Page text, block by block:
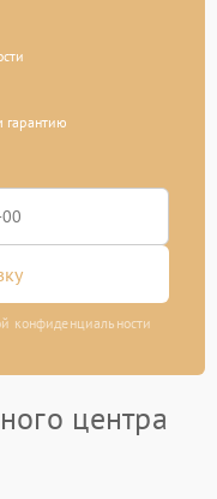
гарантию
конфиденциальности
центра